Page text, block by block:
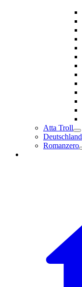
Atta Troll
Deutschland
Romanzero